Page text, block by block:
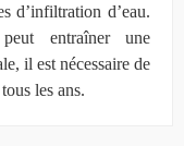
d’infiltration d’eau.
entraîner une
il est nécessaire de
les ans.